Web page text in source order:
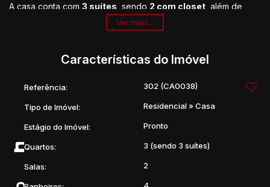
A casa conta com 3 suítes , sendo 2 com closet , além de
sala de jantar,cozinha
4 banheiros. Dispõe ainda de
comárea gourmet piscinaeacademia
, ideal para
momentos de descanso e confraternização com a família e
Uma excelente opção para quem busca conforto,
valorizadas da cidade.
Ver mais...
Características do Imóvel
Referência: 302 (CA0038)
Tipo de Imóvel: Residencial» Casa
Estágio do Imóvel: Pronto
Quartos: 3 (sendo 3 suítes)
Salas: 2
4